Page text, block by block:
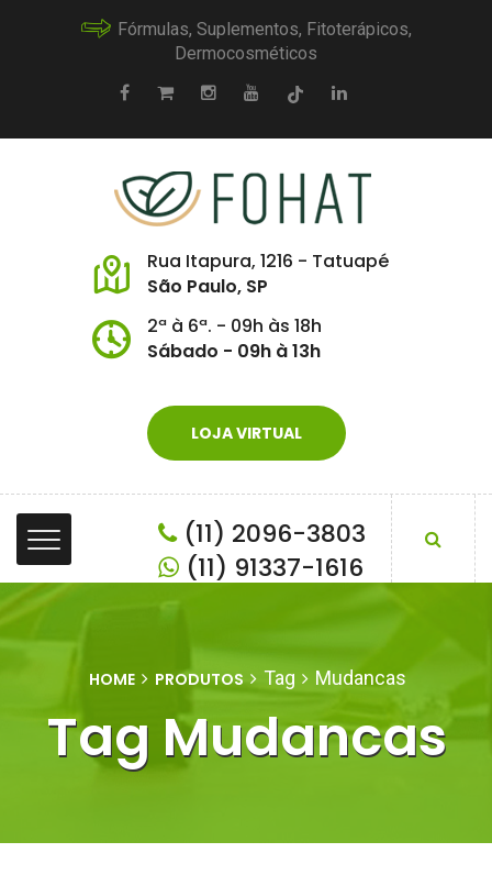
Fórmulas, Suplementos, Fitoterápicos,
Dermocosméticos
Rua Itapura, 1216 - Tatuapé
São Paulo, SP
2ª à 6ª. - 09h às 18h
Sábado - 09h à 13h
LOJA VIRTUAL
(11) 2096-3803
(11) 91337-1616
HOME PRODUTOS Tag Mudancas
Tag Mudancas